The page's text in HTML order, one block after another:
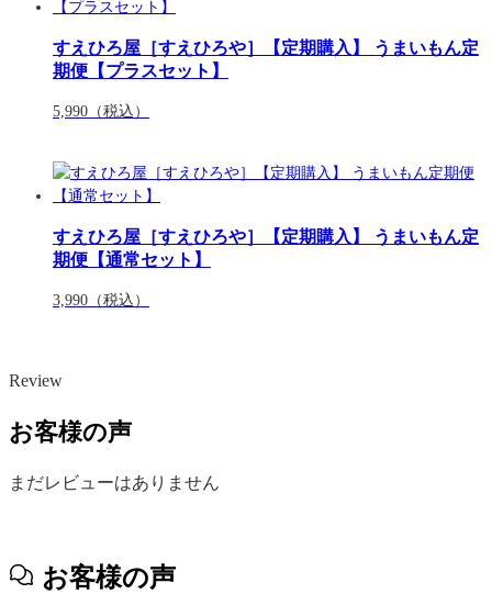
すえひろ屋［すえひろや］【定期購入】 うまいもん定
期便【プラスセット】
5,990 （税込）
すえひろ屋［すえひろや］【定期購入】 うまいもん定
期便【通常セット】
3,990 （税込）
Review
お客様の声
まだレビューはありません
お客様の声